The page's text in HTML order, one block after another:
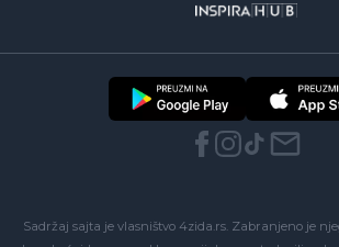
Sadržaj sajta je vlasništvo 4zida.rs. Zabranjeno je